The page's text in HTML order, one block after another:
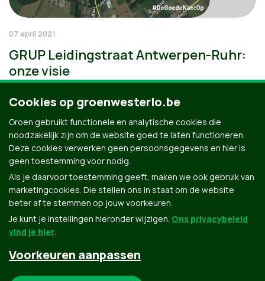
07 april 2021
GRUP Leidingstraat Antwerpen-Ruhr:
onze visie
Groen.be
Cookies op groenwesterlo.be
Groen gebruikt functionele en analytische cookies die
noodzakelijk zijn om de website goed te laten functioneren.
Deze cookies verwerken geen persoonsgegevens en hier is
geen toestemming voor nodig.
Als je daarvoor toestemming geeft, maken we ook gebruik van
marketingcookies. Die stellen ons in staat om de website
beter af te stemmen op jouw voorkeuren.
Je kunt je instellingen hieronder wijzigen. Ons privacybeleid
vind je hier.
Voorkeuren aanpassen